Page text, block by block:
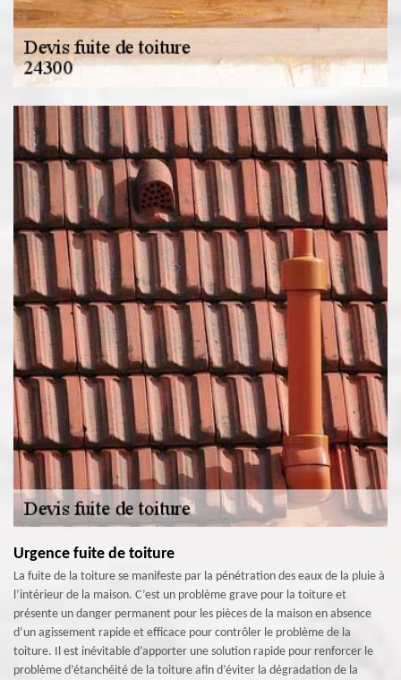
Urgence fuite de toiture
La fuite de la toiture se manifeste par la pénétration des eaux de la pluie à
l’intérieur de la maison. C’est un problème grave pour la toiture et
présente un danger permanent pour les pièces de la maison en absence
d’un agissement rapide et efficace pour contrôler le problème de la
toiture. Il est inévitable d’apporter une solution rapide pour renforcer le
problème d’étanchéité de la toiture afin d’éviter la dégradation de la